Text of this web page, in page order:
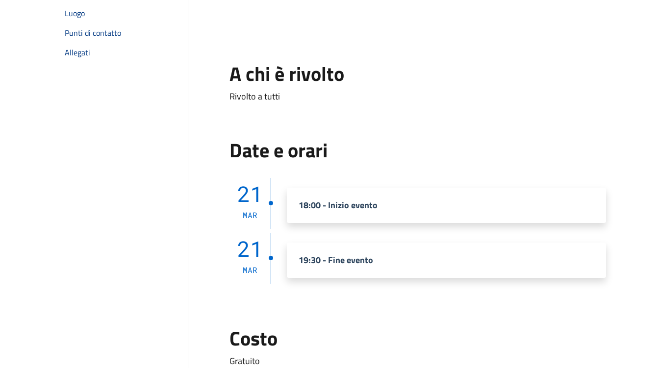
Luogo
Punti di contatto
Allegati
A chi è rivolto
Rivolto a tutti
Date e orari
21
MAR
18:00 - Inizio evento
21
MAR
19:30 - Fine evento
Costo
Gratuito